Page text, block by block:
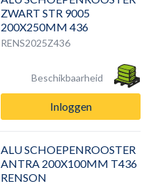
ZWART STR 9005
200X250MM 436
RENS2025Z436
Beschikbaarheid
Inloggen
ALU SCHOEPENROOSTER
ANTRA 200X100MM T436
RENSON